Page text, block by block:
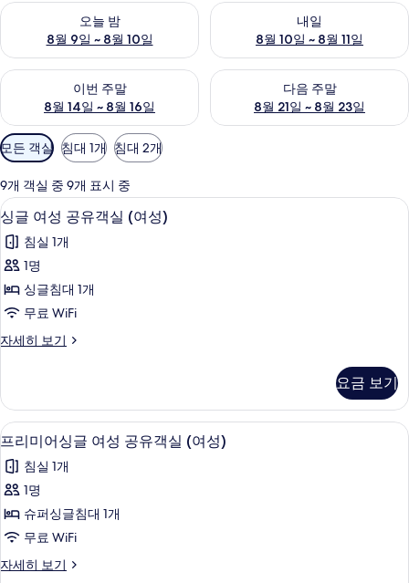
오늘 밤
8월 9일 ~ 8월 10일
오늘 밤 예약 가능 여부 확인, 8월 9일 ~ 8월 10일
내일
8월 10일 ~ 8월 11일
내일 예약 가능 여부 확인, 8월
이번 주말
8월 14일 ~ 8월 16일
이번 주말 예약 가능 여부 확인, 8월 14일 ~ 8월 16일
다음 주말
8월 21일 ~ 8월 23일
다음 주말 예약 가능 여부 확인
객
실
에
사
용
가
능
한
터
모든 객실 침대 1개 침대 2개
9개 객실 중 9개 표시 중
싱
글
여
성
공
객
(여
성)
사
진
모
두
보
기
고급 침구, 객실 내 금고, 암막 커튼, 무
16
싱글 여성 공유객실 (여성)
침실 1개
1명
싱글침대 1개
무료 WiFi
자세히 보기
싱
공
유
객
(여
성)
세
히
기
요금 보기
프
리
미
어
싱
여
고급 침구, 객실 내 금고, 암막 커튼, 무
11
프리미어싱글 여성 공유객실 (여성)
침실 1개
1명
슈퍼싱글침대 1개
무료 WiFi
자세히 보기
프